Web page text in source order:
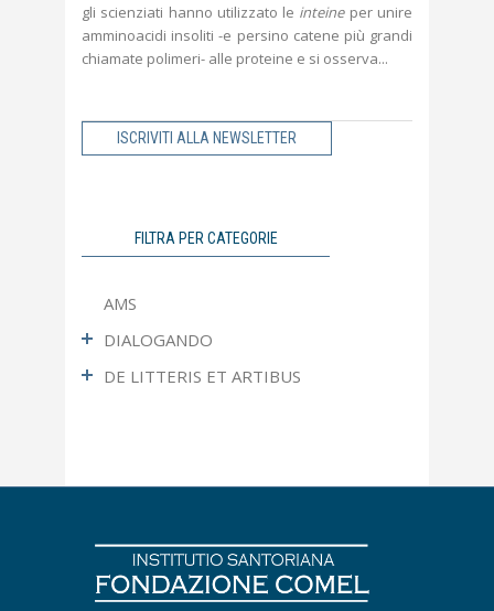
gli scienziati hanno utilizzato le inteine per unire
amminoacidi insoliti -e persino catene più grandi
chiamate polimeri- alle proteine e si osserva
ISCRIVITI ALLA NEWSLETTER
FILTRA PER CATEGORIE
AMS
DIALOGANDO
Ultimo Numero
Approfondimento
Dal Mondo Sanitario
De Litteris et Artibus
DE LITTERIS ET ARTIBUS
Pittura